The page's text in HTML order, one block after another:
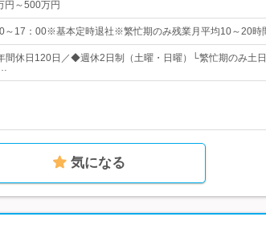
円～500万円
～17：00※基本定時退社※繁忙期のみ残業月平均10～20時
間休日120日／◆週休2日制（土曜・日曜）└繁忙期のみ土
気になる